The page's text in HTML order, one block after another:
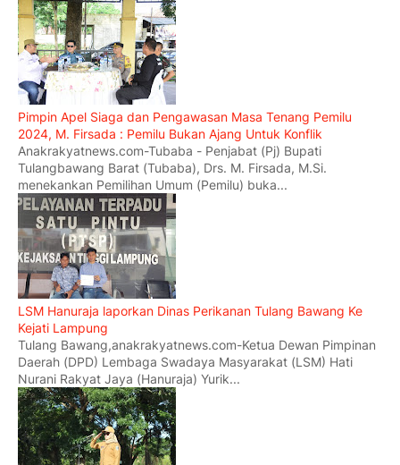
Pimpin Apel Siaga dan Pengawasan Masa Tenang Pemilu
2024, M. Firsada : Pemilu Bukan Ajang Untuk Konflik
Anakrakyatnews.com-Tubaba - Penjabat (Pj) Bupati
Tulangbawang Barat (Tubaba), Drs. M. Firsada, M.Si.
menekankan Pemilihan Umum (Pemilu) buka...
LSM Hanuraja laporkan Dinas Perikanan Tulang Bawang Ke
Kejati Lampung
Tulang Bawang,anakrakyatnews.com-Ketua Dewan Pimpinan
Daerah (DPD) Lembaga Swadaya Masyarakat (LSM) Hati
Nurani Rakyat Jaya (Hanuraja) Yurik...